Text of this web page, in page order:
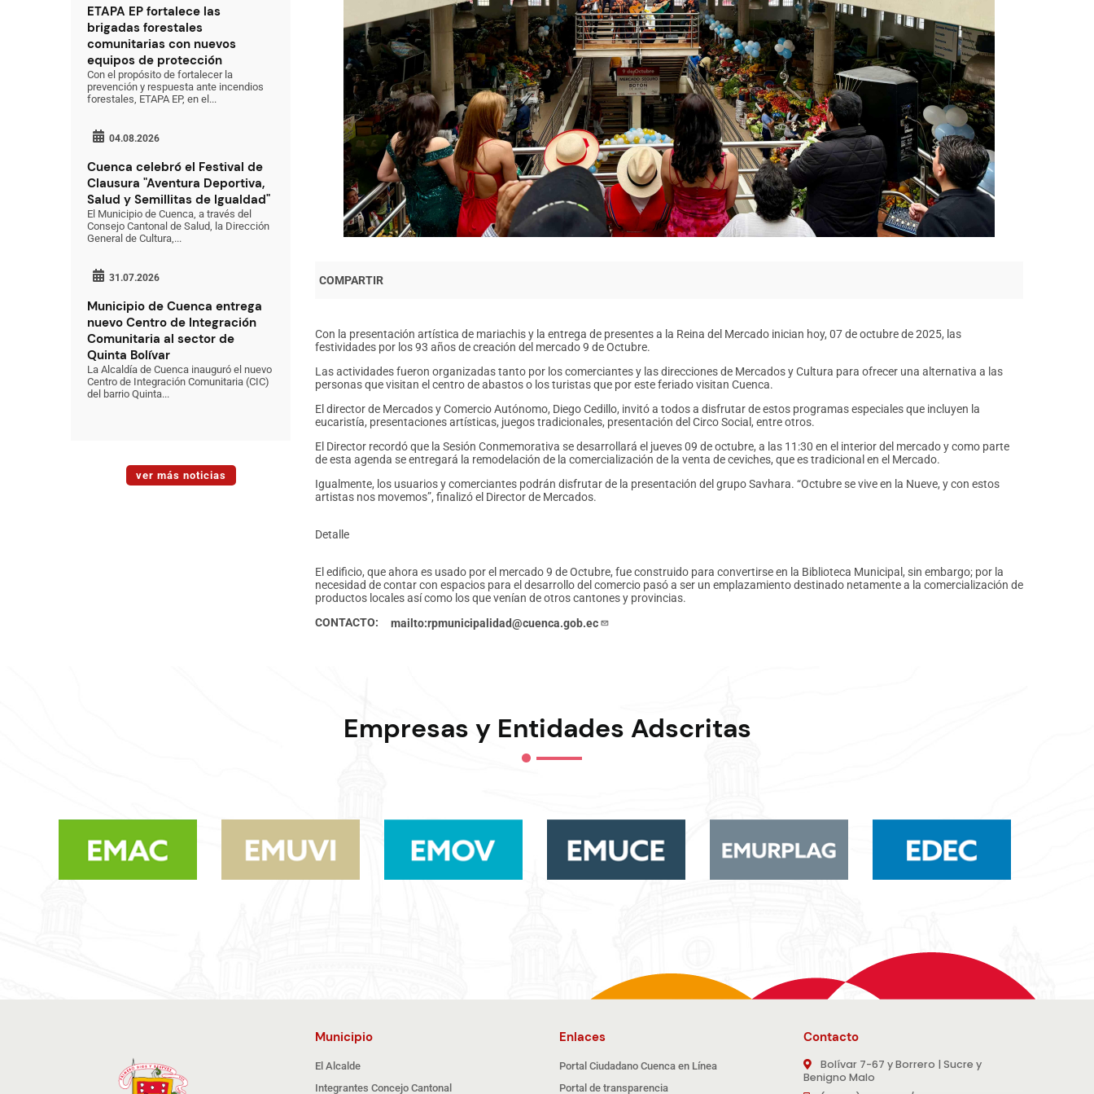
Con la presentación artística de mariachis y la entrega de presentes a la Reina del Mercado inician hoy, 07 de octubre de 2025, las
festividades por los 93 años de creación del mercado 9 de Octubre.
Las actividades fueron organizadas tanto por los comerciantes y las direcciones de Mercados y Cultura para ofrecer una alternativa a las
personas que visitan el centro de abastos o los turistas que por este feriado visitan Cuenca.
El director de Mercados y Comercio Autónomo, Diego Cedillo, invitó a todos a disfrutar de estos programas especiales que incluyen la
eucaristía, presentaciones artísticas, juegos tradicionales, presentación del Circo Social, entre otros.
El Director recordó que la Sesión Conmemorativa se desarrollará el jueves 09 de octubre, a las 11:30 en el interior del mercado y como parte
de esta agenda se entregará la remodelación de la comercialización de la venta de ceviches, que es tradicional en el Mercado.
Igualmente, los usuarios y comerciantes podrán disfrutar de la presentación del grupo Savhara. “Octubre se vive en la Nueve, y con estos
artistas nos movemos”, finalizó el Director de Mercados.
Detalle
El edificio, que ahora es usado por el mercado 9 de Octubre, fue construido para convertirse en la Biblioteca Municipal, sin embargo; por la
necesidad de contar con espacios para el desarrollo del comercio pasó a ser un emplazamiento destinado netamente a la comercialización de
productos locales así como los que venían de otros cantones y provincias.
CONTACTO
mailto:rpmunicipalidad@cuenca.gob.ec
ETAPA EP fortalece las
brigadas forestales
comunitarias con nuevos
equipos de protección
Con el propósito de fortalecer la
prevención y respuesta ante incendios
forestales, ETAPA EP, en el...
04.08.2026
Cuenca celebró el Festival de
Clausura "Aventura Deportiva,
Salud y Semillitas de Igualdad"
El Municipio de Cuenca, a través del
Consejo Cantonal de Salud, la Dirección
General de Cultura,...
31.07.2026
Municipio de Cuenca entrega
nuevo Centro de Integración
Comunitaria al sector de
Quinta Bolívar
La Alcaldía de Cuenca inauguró el nuevo
Centro de Integración Comunitaria (CIC)
del barrio Quinta...
ver más noticias
Empresas y Entidades Adscritas
Municipio
El Alcalde
Integrantes Concejo Cantonal
Enlaces
Portal Ciudadano Cuenca en Línea
Portal de transparencia
Contacto
Bolívar 7-67 y Borrero | Sucre y
Benigno Malo